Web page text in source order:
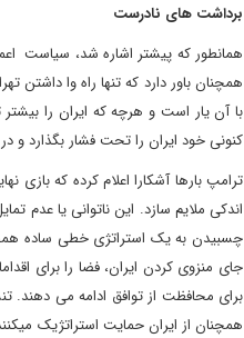
برداشت های نادرست
همانطور که پیشتر اشاره شد، سیاست
همچنان باور دارد که تنها راه وا
با آن یار است و هرچه که ایران را
کنونی خود ایران را تحت فشار بگذارد و در صورت پیروزی در
ترامپ بارها آشکارا اعلام کرده که بازی
اندکی ملایم سازد. این ناتوانی یا عدم
چسبیدن به یک استراتژی خطی ساده
جای منزوی کردن ایران، فضا را برای
برای محافظت از توافق ادامه می دهند.
همچنان از ایران حمایت استراتژیک